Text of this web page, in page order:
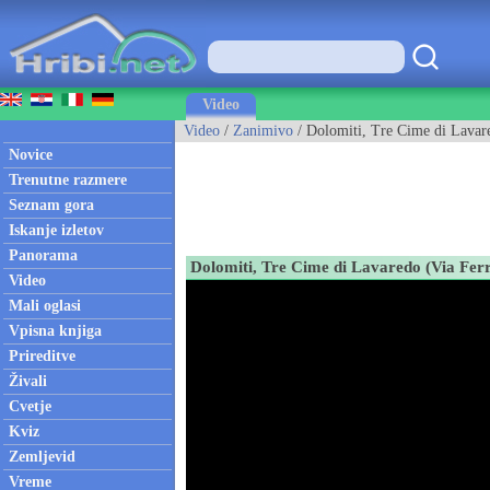
Video
Novice
Trenutne razmere
Seznam gora
Iskanje izletov
Panorama
Video
Mali oglasi
Vpisna knjiga
Prireditve
Živali
Cvetje
Kviz
Zemljevid
Vreme
Video / Zanimivo / Dolomiti, Tre Cime di
Dolomiti, Tre Cime di Lavaredo (Via